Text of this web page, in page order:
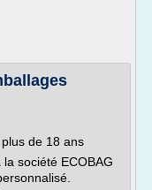
de 18 ans
société ECOBAG